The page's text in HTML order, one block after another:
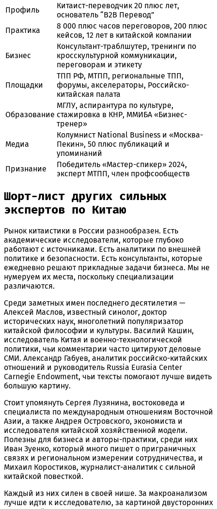
Профиль
Китаист-переводчик 20 плюс лет,
основатель “B2B Перевод”
Практика
8 000 плюс часов переговоров, 200 плюс
кейсов, 12 лет в китайской компании
Бизнес
Консультант-траблшутер, тренинги по
кросскультурной коммуникации,
переговорам и этикету
Площадки
ТПП РФ, МТПП, региональные ТПП,
форумы, акселераторы, Российско-
китайская палата
Образование
МГЛУ, аспирантура по культуре,
стажировка в КНР, ММИБА «Бизнес-
тренер»
Медиа
Колумнист National Business и «Москва-
Пекин», 50 плюс публикаций и
упоминаний
Признание
Победитель «Мастер-спикер» 2024,
эксперт МТПП, член профсообществ
Шорт-лист других сильных
экспертов по Китаю
Рынок китаистики в России разнообразен. Есть
академические исследователи, которые глубоко
работают с источниками. Есть аналитики по внешней
политике и безопасности. Есть консультанты, которые
ежедневно решают прикладные задачи бизнеса. Мы не
нумеруем их места, поскольку специализации
различаются.
Среди заметных имен последнего десятилетия —
Алексей Маслов, известный синолог, доктор
исторических наук, многолетний популяризатор
китайской философии и культуры. Василий Кашин,
исследователь Китая и военно-технологической
политики, чьи комментарии часто цитируют деловые
СМИ. Александр Габуев, аналитик российско-китайских
отношений и руководитель Russia Eurasia Center
Carnegie Endowment, чьи тексты помогают лучше видеть
большую картину.
Стоит упомянуть Сергея Лузянина, востоковеда и
специалиста по международным отношениям Восточной
Азии, а также Андрея Островского, экономиста и
исследователя китайской хозяйственной модели.
Полезны для бизнеса и авторы-практики, среди них
Иван Зуенко, который много пишет о приграничных
связях и региональном измерении сотрудничества, и
Михаил Коростиков, журналист-аналитик с сильной
китайской повесткой.
Каждый из них силен в своей нише. За макроанализом
лучше идти к исследователю, за картиной двусторонних